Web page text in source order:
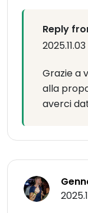
Reply
2025.11.03
Grazie a
alla
averci